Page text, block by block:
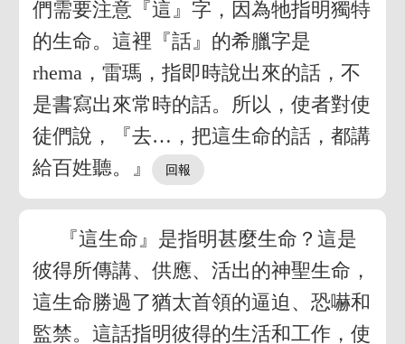
們需要注意『這』字，因為牠指明獨特
的生命。這裡『話』的希臘字是
rhema，雷瑪，指即時說出來的話，不
是書寫出來常時的話。所以，使者對使
徒們說，『去…，把這生命的話，都講
給百姓聽。』
『這生命』是指明甚麼生命？這是
彼得所傳講、供應、活出的神聖生命，
這生命勝過了猶太首領的逼迫、恐嚇和
監禁。這話指明彼得的生活和工作，使